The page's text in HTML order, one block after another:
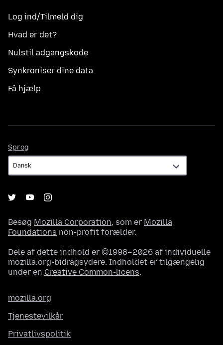
Log ind/Tilmeld dig
Hvad er det?
Nulstil adgangskode
Synkroniser dine data
Få hjælp
Sprog
Besøg Mozilla Corporation, som er Mozilla
Foundations non-profit forælder.
Dele af dette indhold er ©1998–2026 af individuelle
mozilla.org-bidragsydere. Indholdet er tilgængelig
under en Creative Common-licens.
mozilla.org
Tjenestevilkår
Privatlivspolitik